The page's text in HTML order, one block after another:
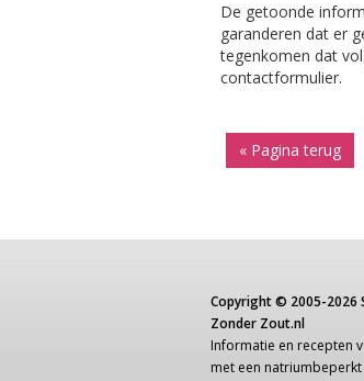
De getoonde
garanderen dat er
tegenkomen dat
contactformulier.
« Pagina terug
Copyright © 2005-2026
Zonder Zout.nl
Informatie en recepten
met een